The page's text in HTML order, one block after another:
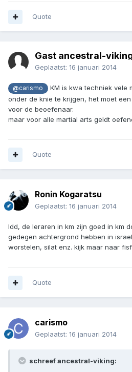
Quote
Gast ancestral-
Geplaatst: 16 januari 2014
@carismo
KM is kwa techniek vele
onder de knie te krijgen, het moet
voor de beoefenaar.
maar voor alle martial arts geldt
Quote
Ronin Kogaratsu
Geplaatst: 16 januari 2014
Idd, de leraren in km zijn goed in km
gedegen achtergrond hebben in
worstelen, silat enz. kijk maar naar
Quote
carismo
Geplaatst: 16 januari 2014
schreef ancestral-viking: